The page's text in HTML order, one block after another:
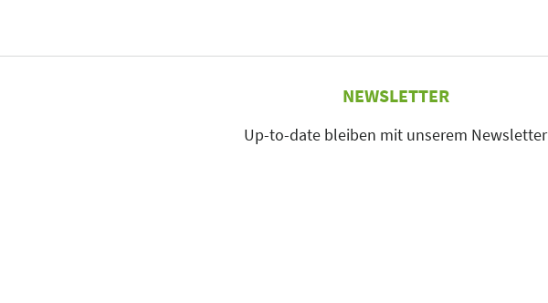
NEWSLETTER
Up-to-date bleiben mit unserem Newsletter